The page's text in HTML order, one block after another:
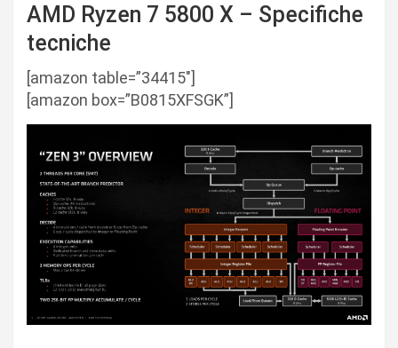
AMD Ryzen 7 5800 X – Specifiche
tecniche
[amazon table=”34415″]
[amazon box=”B0815XFSGK”]